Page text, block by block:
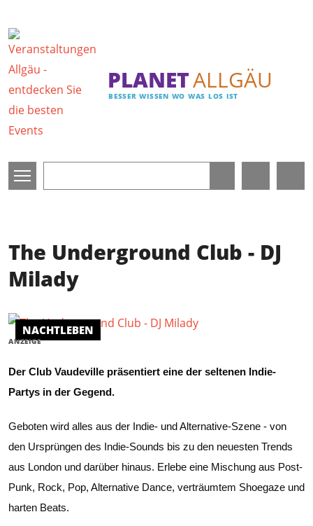
PLANETALLGÄU
BESSER WISSEN WO WAS LOS IST
The Underground Club - DJ
Milady
NACHTLEBEN
ANZEIGE
Der Club Vaudeville präsentiert eine der seltenen Indie-
Partys in der Gegend.
Geboten wird alles aus der Indie- und Alternative-Szene - von
den Ursprüngen des Indie-Sounds bis zu den neuesten Trends
aus London und darüber hinaus. Erlebe eine Mischung aus Post-
Punk, Rock, Pop, Alternative Dance, verträumtem Shoegaze und
harten Beats.